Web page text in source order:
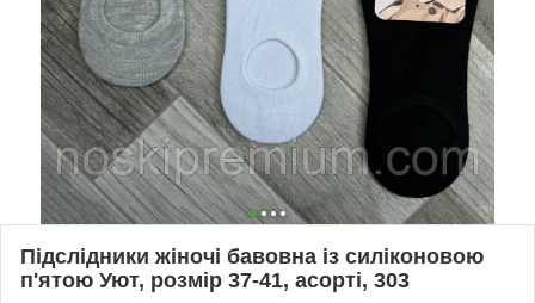
Підслідники жіночі бавовна із силіконовою
п'ятою Уют, розмір 37-41, асорті, 303